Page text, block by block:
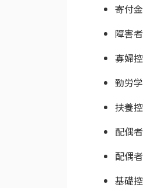
寄付
障害
寡婦
勤労
扶養
配偶
配偶
基礎